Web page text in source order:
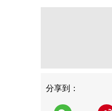
分享到：